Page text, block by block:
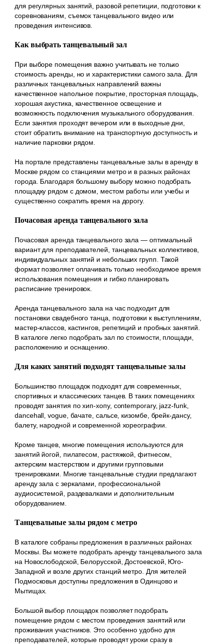
для регулярных занятий, разовой репетиции, подготовки к
соревнованиям, съемок танцевального видео или
проведения интенсивов.
Как выбрать танцевальный зал
При выборе помещения важно учитывать не только
стоимость аренды, но и характеристики самого зала. Для
различных танцевальных направлений важны
качественное напольное покрытие, просторная площадь,
хорошая акустика, качественное освещение и
возможность подключения музыкального оборудования.
Если занятия проходят вечером или в выходные дни,
стоит обратить внимание на транспортную доступность и
наличие парковки рядом.
На портале представлены танцевальные залы в аренду в
Москве рядом со станциями метро и в разных районах
города. Благодаря большому выбору можно подобрать
площадку рядом с домом, местом работы или учебы и
существенно сократить время на дорогу.
Почасовая аренда танцевального зала
Почасовая аренда танцевального зала — оптимальный
вариант для преподавателей, танцевальных коллективов,
индивидуальных занятий и небольших групп. Такой
формат позволяет оплачивать только необходимое время
использования помещения и гибко планировать
расписание тренировок.
Аренда танцевального зала на час подходит для
постановки свадебного танца, подготовки к выступлениям,
мастер-классов, кастингов, репетиций и пробных занятий.
В каталоге легко подобрать зал по стоимости, площади,
расположению и оснащению.
Для каких занятий подходят танцевальные залы
Большинство площадок подходят для современных,
спортивных и классических танцев. В таких помещениях
проводят занятия по хип-хопу, contemporary, jazz-funk,
dancehall, vogue, бачате, сальсе, кизомбе, брейк-дансу,
балету, народной и современной хореографии.
Кроме танцев, многие помещения используются для
занятий йогой, пилатесом, растяжкой, фитнесом,
актерским мастерством и другими групповыми
тренировками. Многие танцевальные студии предлагают
аренду зала с зеркалами, профессиональной
аудиосистемой, раздевалками и дополнительным
оборудованием.
Танцевальные залы рядом с метро
В каталоге собраны предложения в различных районах
Москвы. Вы можете подобрать аренду танцевального зала
на Новослободской, Белорусской, Достоевской, Юго-
Западной и возле других станций метро. Для жителей
Подмосковья доступны предложения в Одинцово и
Мытищах.
Большой выбор площадок позволяет подобрать
помещение рядом с местом проведения занятий или
проживания участников. Это особенно удобно для
преподавателей, которые проводят уроки сразу в